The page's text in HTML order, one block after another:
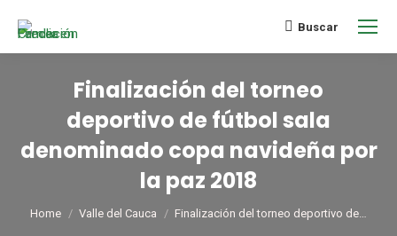
Buscar
Finalización del torneo
deportivo de fútbol sala
denominado copa navideña por
la paz 2018
You are here:
Home Valle del Cauca Finalización del torneo deportivo de…